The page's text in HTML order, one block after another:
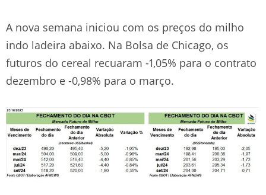
A nova semana iniciou com os preços do milho
indo ladeira abaixo. Na Bolsa de Chicago, os
futuros do cereal recuaram -1,05% para o contrato
dezembro e -0,98% para o março.